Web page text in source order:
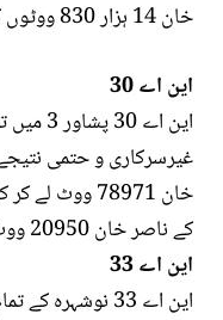
خان 14 ہزار 830 ووٹوں کے ساتھ تیسرے نمبر پر رہے۔
این اے 30
غیرسرکاری و حتمی نتیجے
خان 78971
کے ناصر خان 20950 ووٹ لے کر دوسرے نمبر پر رہے۔
این اے33